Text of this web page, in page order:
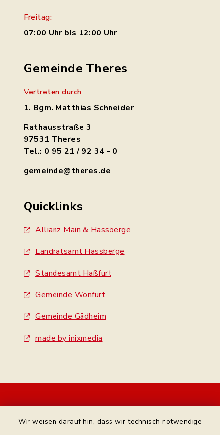
Wir weisen darauf hin, dass wir technisch notwendige
Freitag:
07:00 Uhr bis 12:00 Uhr
Gemeinde Theres
Vertreten durch
1. Bgm. Matthias Schneider
Rathausstraße 3
97531 Theres
Tel.: 0 95 21 / 92 34 - 0
gemeinde@theres.de
Quicklinks
Allianz Main & Hassberge
Landratsamt Hassberge
Standesamt Haßfurt
Gemeinde Wonfurt
Gemeinde Gädheim
made by inixmedia